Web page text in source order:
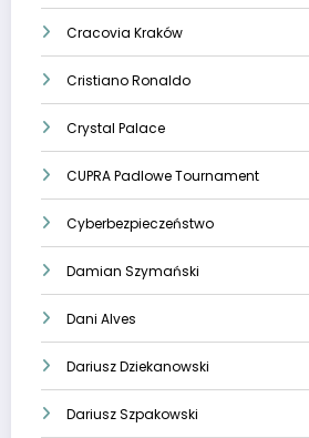
Cracovia Kraków
Cristiano Ronaldo
Crystal Palace
CUPRA Padlowe Tournament
Cyberbezpieczeństwo
Damian Szymański
Dani Alves
Dariusz Dziekanowski
Dariusz Szpakowski